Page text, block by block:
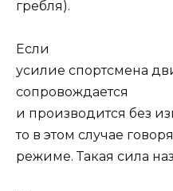
гребля).
Если
усилие спортсмена
сопровождается
и производится без
то в этом случае
режиме. Такая сила